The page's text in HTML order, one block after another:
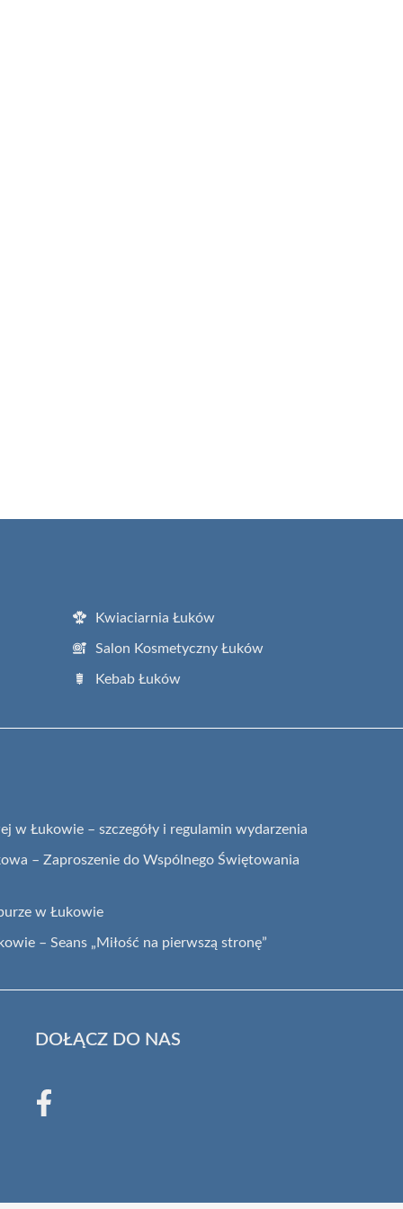
Kwiaciarnia Łuków
Salon Kosmetyczny Łuków
Kebab Łuków
w Łukowie – szczegóły i regulamin wydarzenia
– Zaproszenie do Wspólnego Świętowania
w Łukowie
– Seans „Miłość na pierwszą stronę”
DOŁĄCZ DO NAS